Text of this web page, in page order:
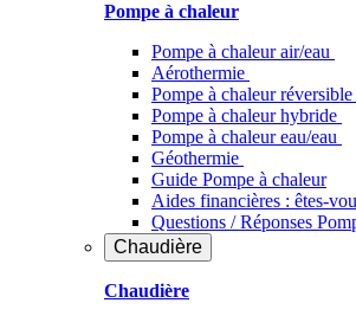
Pompe à chaleur
Pompe à chaleur air/eau
Aérothermie
Pompe à chaleur réversible
Pompe à chaleur hybride
Pompe à chaleur​ eau/eau
Géothermie
Guide Pompe à chaleur
Aides financières : êtes-
Questions / Réponses
Chaudière
Chaudière